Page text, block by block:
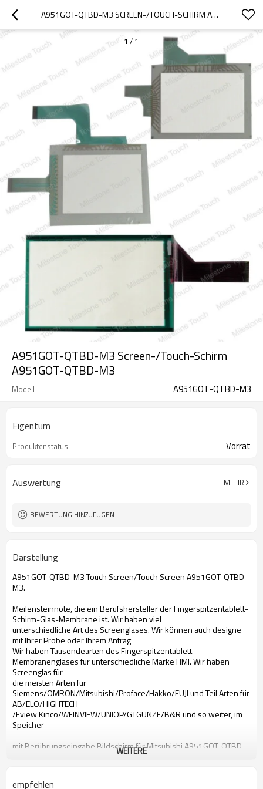
A951GOT-QTBD-M3 SCREEN-/TOUCH-SCHIRM A951GOT-QTBD-M3
1 / 1
A951GOT-QTBD-M3 Screen-/Touch-Schirm
A951GOT-QTBD-M3
Modell A951GOT-QTBD-M3
Eigentum
Produktenstatus Vorrat
Auswertung MEHR
BEWERTUNG HINZUFÜGEN
Darstellung
A951GOT-QTBD-M3 Touch Screen/Touch Screen A951GOT-QTBD-
M3.
Meilensteinnote, die ein Berufshersteller der Fingerspitzentablett-
Schirm-Glas-Membrane ist. Wir haben viel
unterschiedliche Art des Screenglases. Wir können auch designe
mit Ihrer Probe oder Ihrem Antrag
Wir haben Tausendearten des Fingerspitzentablett-
Membranenglases für unterschiedliche Marke HMI. Wir haben
Screenglas für
die meisten Arten für
Siemens/OMRON/Mitsubishi/Proface/Hakko/FUJI und Teil Arten für
AB/ELO/HIGHTECH
/Eview Kinco/WEINVIEW/UNIOP/GTGUNZE/B&R und so weiter, im
Speicher
mit Berührungseingabe Bildschirm für Mitsubishi A951GOT-QTBD-
WEITERE
empfehlen